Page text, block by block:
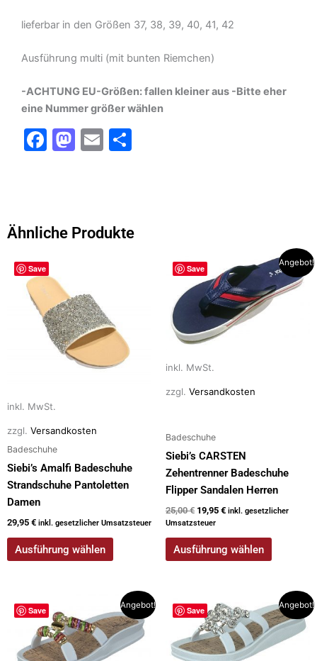
lieferbar in den Größen 37, 38, 39, 40, 41, 42
Ausführung multi (mit bunten Riemchen)
-ACHTUNG EU-Größen: fallen kleiner aus -Bitte eher
eine Nummer größer wählen
F
b
o
k
M
d
E
Ähnliche Produkte
Save
inkl. MwSt.
zzgl. Versandkosten
Badeschuhe
Siebi’s Amalfi Badeschuhe
Strandschuhe Pantoletten
Damen
29,95 € inkl. gesetzlicher Umsatzsteuer
Ausführung wählen
Dieses
Produkt
weist
mehrere
Varianten
auf
der
Produktseite
gewählt
werden
Save
Angebot!
inkl. MwSt.
zzgl. Versandkosten
Badeschuhe
Siebi’s CARSTEN
Zehentrenner Badeschuhe
Flipper Sandalen Herren
25,00€
Preis
war:
25,00 €
19,95 €
Preis
ist:
19,95 €.
inkl. gesetzlicher
Umsatzsteuer
Ausführung wählen
Dieses
Produkt
weist
mehrere
Varianten
auf.
Die
können
Save
Angebot!
Dieses
Produkt
mehrere
Save
Angebot!
Dieses
Produkt
weist
mehrere